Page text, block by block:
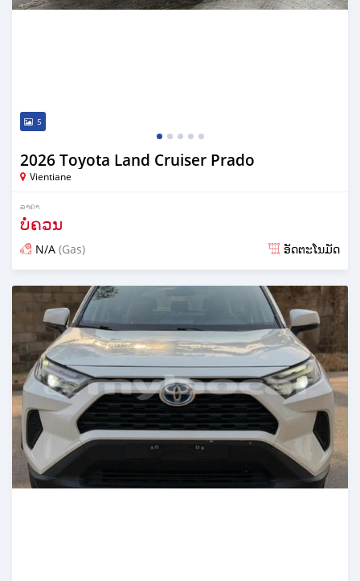
5
2026 Toyota Land Cruiser Prado
Vientiane
ລາຄາ
ບໍ່ຄວນ
N/A (Gas) ອັດຕະໂນມັດ
ໂພດ 14 ມື້ ກ່ອນ ໜ້າ ນີ້